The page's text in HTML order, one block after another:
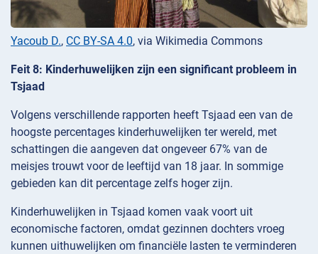
Yacoub D., CC BY-SA 4.0, via Wikimedia Commons
Feit 8: Kinderhuwelijken zijn een significant probleem in
Tsjaad
Volgens verschillende rapporten heeft Tsjaad een van de
hoogste percentages kinderhuwelijken ter wereld, met
schattingen die aangeven dat ongeveer 67% van de
meisjes trouwt voor de leeftijd van 18 jaar. In sommige
gebieden kan dit percentage zelfs hoger zijn.
Kinderhuwelijken in Tsjaad komen vaak voort uit
economische factoren, omdat gezinnen dochters vroeg
kunnen uithuwelijken om financiële lasten te verminderen